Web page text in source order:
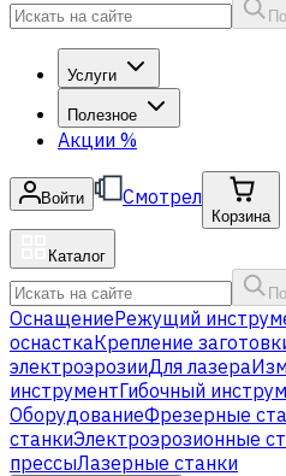
Услуги
Полезное
Акции %
Войти Смотрел
Корзина
Каталог
ОснащениеРежущий
оснасткаКрепление
электроэрозииДля лазера
инструментГибочный
ОборудованиеФрезерные
станкиЭлектроэрозионные
прессыЛазерные станки